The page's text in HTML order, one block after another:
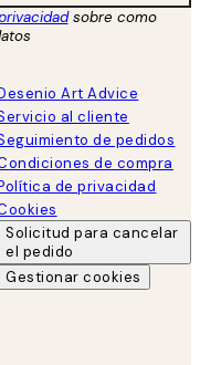
sobre como
Art Advice
al cliente
de pedidos
de compra
de privacidad
Solicitud para cancelar
el pedido
Gestionar cookies